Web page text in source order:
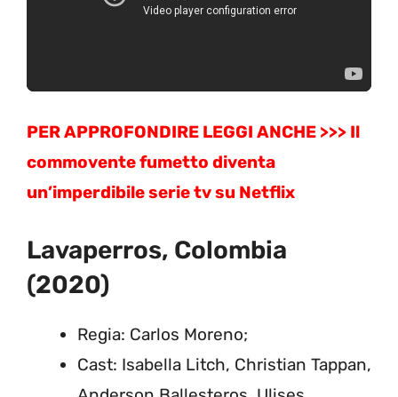
PER APPROFONDIRE LEGGI ANCHE >>> Il
commovente fumetto diventa
un’imperdibile serie tv su Netflix
Lavaperros, Colombia
(2020)
Regia: Carlos Moreno;
Cast: Isabella Litch, Christian Tappan,